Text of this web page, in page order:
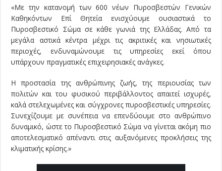
«Με την κατανομή των 600 νέων Πυροσβεστών Γενικών
Καθηκόντων Επί Θητεία ενισχύουμε ουσιαστικά το
Πυροσβεστικό Σώμα σε κάθε γωνιά της Ελλάδας. Από τα
μεγάλα αστικά κέντρα μέχρι τις ακριτικές και νησιωτικές
περιοχές, ενδυναμώνουμε τις υπηρεσίες εκεί όπου
υπάρχουν πραγματικές επιχειρησιακές ανάγκες.
Η προστασία της ανθρώπινης ζωής, της περιουσίας των
πολιτών και του φυσικού περιβάλλοντος απαιτεί ισχυρές,
καλά στελεχωμένες και σύγχρονες πυροσβεστικές υπηρεσίες.
Συνεχίζουμε με συνέπεια να επενδύουμε στο ανθρώπινο
δυναμικό, ώστε το Πυροσβεστικό Σώμα να γίνεται ακόμη πιο
αποτελεσματικό απέναντι στις αυξανόμενες προκλήσεις της
κλιματικής κρίσης.»